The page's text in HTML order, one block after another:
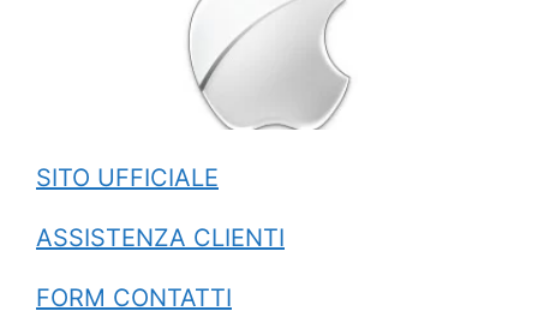
SITO UFFICIALE
ASSISTENZA CLIENTI
FORM CONTATTI